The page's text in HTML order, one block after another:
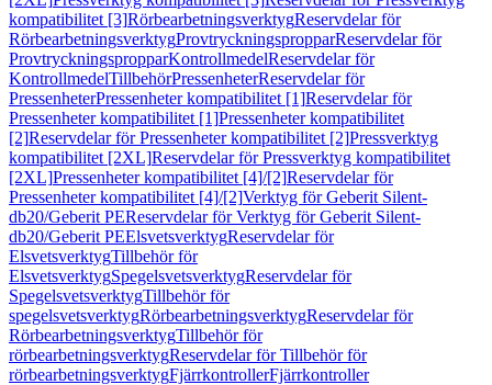
kompatibilitet [3]RörbearbetningsverktygReservdelar för
RörbearbetningsverktygProvtryckningspropparReservdelar för
ProvtryckningspropparKontrollmedelReservdelar för
KontrollmedelTillbehörPressenheterReservdelar för
PressenheterPressenheter kompatibilitet [1]Reservdelar för
Pressenheter kompatibilitet [1]Pressenheter kompatibilitet
[2]Reservdelar för Pressenheter kompatibilitet [2]Pressverktyg
kompatibilitet [2XL]Reservdelar för Pressverktyg kompatibilitet
[2XL]Pressenheter kompatibilitet [4]/[2]Reservdelar för
Pressenheter kompatibilitet [4]/[2]Verktyg för Geberit Silent-
db20/Geberit PEReservdelar för Verktyg för Geberit Silent-
db20/Geberit PEElsvetsverktygReservdelar för
ElsvetsverktygTillbehör för
ElsvetsverktygSpegelsvetsverktygReservdelar för
SpegelsvetsverktygTillbehör för
spegelsvetsverktygRörbearbetningsverktygReservdelar för
RörbearbetningsverktygTillbehör för
rörbearbetningsverktygReservdelar för Tillbehör för
rörbearbetningsverktygFjärrkontrollerFjärrkontroller